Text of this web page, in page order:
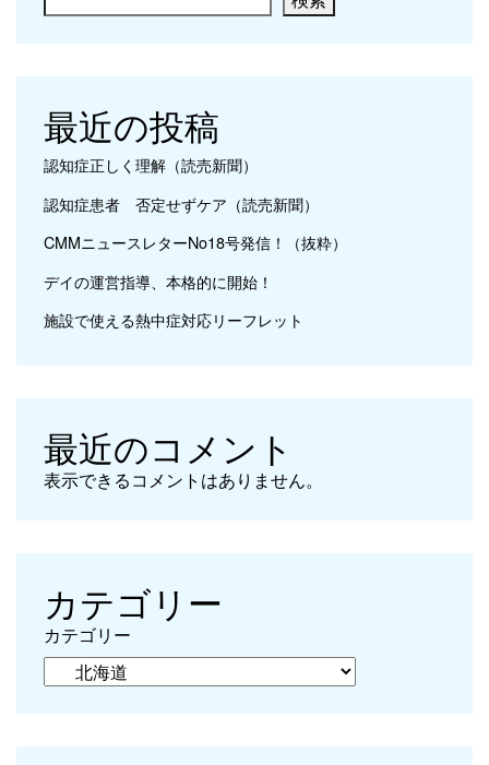
最近の投稿
認知症正しく理解（読売新聞）
認知症患者 否定せずケア（読売新聞）
CMMニュースレターNo18号発信！（抜粋）
デイの運営指導、本格的に開始！
施設で使える熱中症対応リーフレット
最近のコメント
表示できるコメントはありません。
カテゴリー
カテゴリー